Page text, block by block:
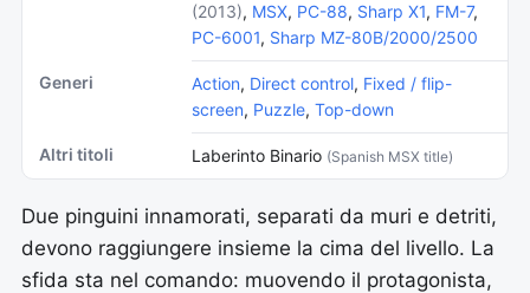
(2013), MSX, PC-88, Sharp X1, FM-7,
PC-6001, Sharp MZ-80B/2000/2500
Generi Action, Direct control, Fixed / flip-
screen, Puzzle, Top-down
Altri titoli Laberinto Binario (Spanish MSX title)
Due pinguini innamorati, separati da muri e detriti,
devono raggiungere insieme la cima del livello. La
sfida sta nel comando: muovendo il protagonista,